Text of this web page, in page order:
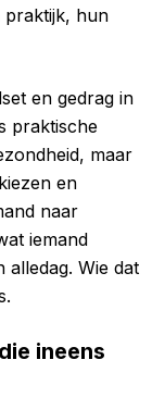
praktijk, hun
en gedrag in
praktische
maar
en
naar
iemand
alledag. Wie dat
ineens